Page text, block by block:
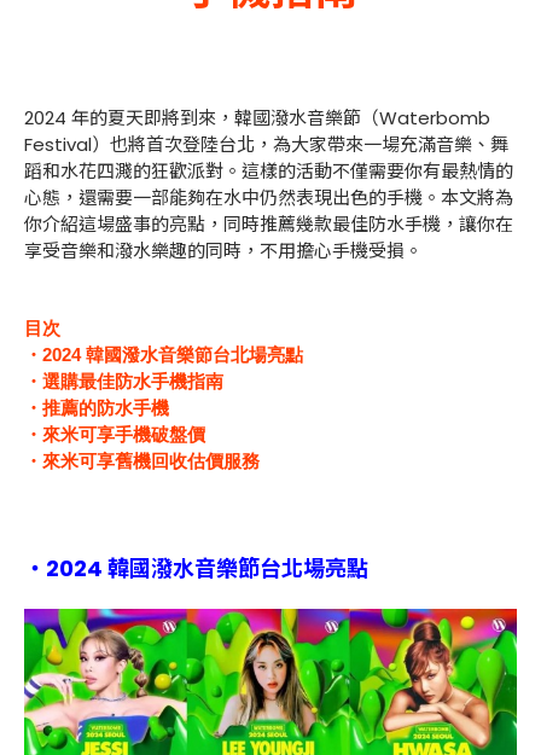
2024 年的夏天即將到來，韓國潑水音樂節（Waterbomb
Festival）也將首次登陸台北，為大家帶來一場充滿音樂、舞
蹈和水花四濺的狂歡派對。這樣的活動不僅需要你有最熱情的
心態，還需要一部能夠在水中仍然表現出色的手機。本文將為
你介紹這場盛事的亮點，同時推薦幾款最佳防水手機，讓你在
享受音樂和潑水樂趣的同時，不用擔心手機受損。
目次
・ 2024韓國潑水音樂節台北場亮點
・選購最佳防水手機指南
・推薦的防水手機
・來米可享手機破盤價
・來米可享舊機回收估價服務
・ 2024 韓國潑水音樂節台北場亮點